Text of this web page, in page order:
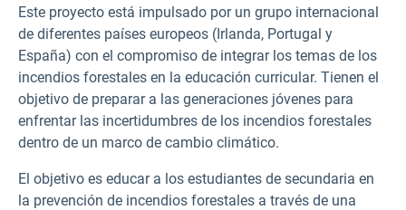
Este proyecto está impulsado por un grupo internacional
de diferentes países europeos (Irlanda, Portugal y
España) con el compromiso de integrar los temas de los
incendios forestales en la educación curricular. Tienen el
objetivo de preparar a las generaciones jóvenes para
enfrentar las incertidumbres de los incendios forestales
dentro de un marco de cambio climático.
El objetivo es educar a los estudiantes de secundaria en
la prevención de incendios forestales a través de una